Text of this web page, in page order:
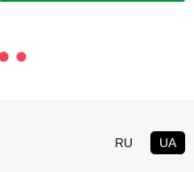
RU UA